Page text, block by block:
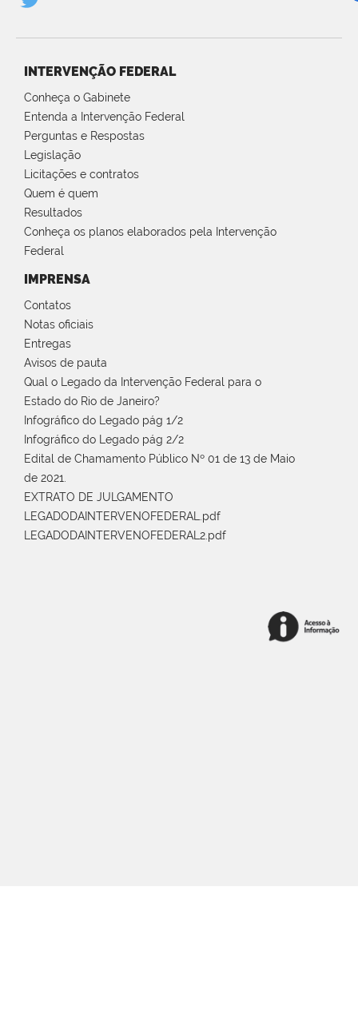
INTERVENÇÃO FEDERAL
Conheça o Gabinete
Entenda a Intervenção Federal
Perguntas e Respostas
Legislação
Licitações e contratos
Quem é quem
Resultados
Conheça os planos elaborados pela Intervenção
Federal
IMPRENSA
Contatos
Notas oficiais
Entregas
Avisos de pauta
Qual o Legado da Intervenção Federal para o
Estado do Rio de Janeiro?
Infográfico do Legado pág 1/2
Infográfico do Legado pág 2/2
Edital de Chamamento Público Nº 01 de 13 de Maio
de 2021.
EXTRATO DE JULGAMENTO
LEGADODAINTERVENOFEDERAL.pdf
LEGADODAINTERVENOFEDERAL2.pdf